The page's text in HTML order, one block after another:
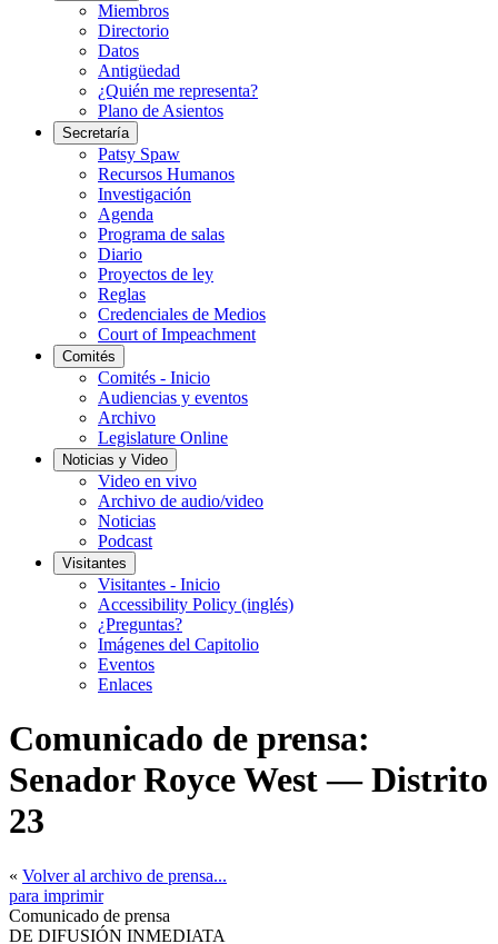
Miembros
Directorio
Datos
Antigüedad
¿Quién me representa?
Plano de Asientos
Secretaría
Patsy Spaw
Recursos Humanos
Investigación
Agenda
Programa de salas
Diario
Proyectos de ley
Reglas
Credenciales de Medios
Court of Impeachment
Comités
Comités - Inicio
Audiencias y eventos
Archivo
Legislature Online
Noticias y Video
Video en vivo
Archivo de audio/video
Noticias
Podcast
Visitantes
Visitantes - Inicio
Accessibility Policy (inglés)
¿Preguntas?
Imágenes del Capitolio
Eventos
Enlaces
Comunicado de prensa:
Senador Royce West — Distrito
23
« Volver al archivo de prensa...
para imprimir
Comunicado de prensa
DE DIFUSIÓN INMEDIATA